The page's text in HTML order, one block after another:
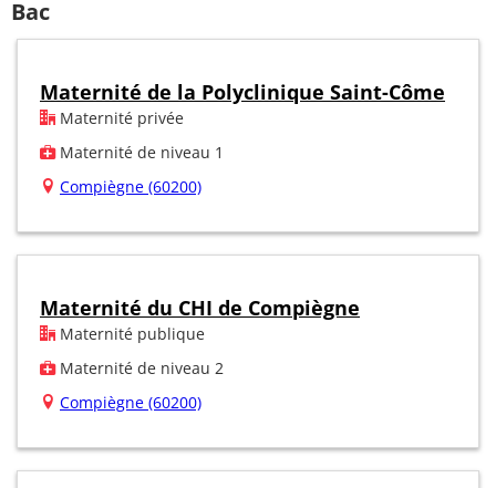
Bac
Maternité de la Polyclinique Saint-Côme
Maternité privée
Maternité de niveau 1
Compiègne (60200)
Maternité du CHI de Compiègne
Maternité publique
Maternité de niveau 2
Compiègne (60200)